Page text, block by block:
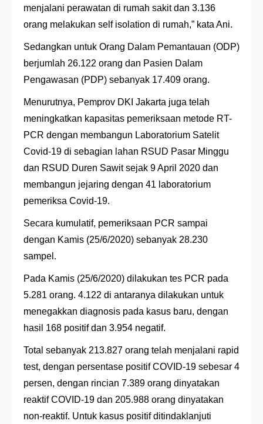
menjalani perawatan di rumah sakit dan 3.136
orang melakukan self isolation di rumah,” kata Ani.
Sedangkan untuk Orang Dalam Pemantauan (ODP)
berjumlah 26.122 orang dan Pasien Dalam
Pengawasan (PDP) sebanyak 17.409 orang.
Menurutnya, Pemprov DKI Jakarta juga telah
meningkatkan kapasitas pemeriksaan metode RT-
PCR dengan membangun Laboratorium Satelit
Covid-19 di sebagian lahan RSUD Pasar Minggu
dan RSUD Duren Sawit sejak 9 April 2020 dan
membangun jejaring dengan 41 laboratorium
pemeriksa Covid-19.
Secara kumulatif, pemeriksaan PCR sampai
dengan Kamis (25/6/2020) sebanyak 28.230
sampel.
Pada Kamis (25/6/2020) dilakukan tes PCR pada
5.281 orang. 4.122 di antaranya dilakukan untuk
menegakkan diagnosis pada kasus baru, dengan
hasil 168 positif dan 3.954 negatif.
Total sebanyak 213.827 orang telah menjalani rapid
test, dengan persentase positif COVID-19 sebesar 4
persen, dengan rincian 7.389 orang dinyatakan
reaktif COVID-19 dan 205.988 orang dinyatakan
non-reaktif. Untuk kasus positif ditindaklanjuti